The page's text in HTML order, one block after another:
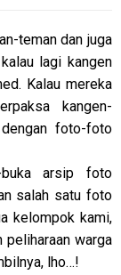
teman dan juga
lagi kangen
Kalau mereka
kangen-
foto-foto
buka arsip foto
salah satu foto
kelompok kami,
peliharaan warga
lho…!